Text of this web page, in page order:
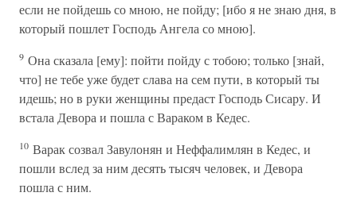
если не пойдешь со мною, не пойду; [ибо я не знаю дня, в
который пошлет Господь Ангела со мною].
9 Она сказала [ему]: пойти пойду с тобою; только [знай,
что] не тебе уже будет слава на сем пути, в который ты
идешь; но в руки женщины предаст Господь Сисару. И
встала Девора и пошла с Вараком в Кедес.
10 Варак созвал Завулонян и Неффалимлян в Кедес, и
пошли вслед за ним десять тысяч человек, и Девора
пошла с ним.